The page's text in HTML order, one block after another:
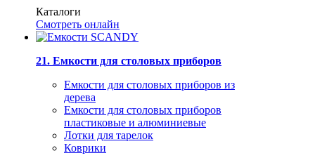
Каталоги
Смотреть онлайн
21. Емкости для столовых приборов
Емкости для столовых приборов из
дерева
Емкости для столовых приборов
пластиковые и алюминиевые
Лотки для тарелок
Коврики